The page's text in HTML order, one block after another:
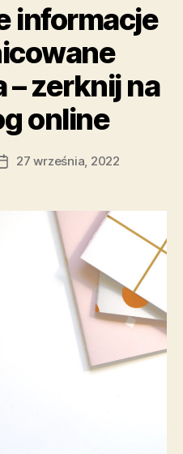
koniecznie
sprawdź
nasz
blog”
informacje
– zerknij na
online
Data27 września, 2022